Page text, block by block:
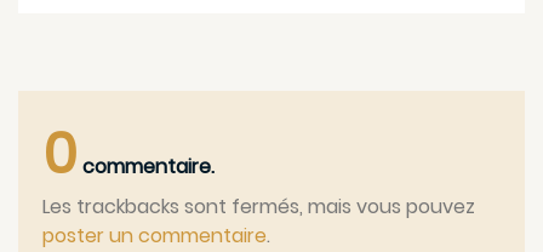
0 commentaire.
Les trackbacks sont fermés, mais vous pouvez
poster un commentaire.